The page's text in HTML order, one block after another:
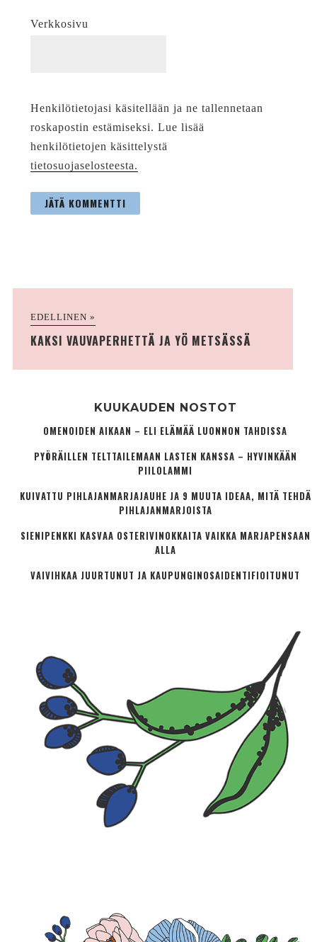
Verkkosivu
Henkilötietojasi käsitellään ja ne tallennetaan
roskapostin estämiseksi. Lue lisää
henkilötietojen käsittelystä
tietosuojaselosteesta.
EDELLINEN »
KAKSI VAUVAPERHETTÄ JA YÖ METSÄSSÄ
KUUKAUDEN NOSTOT
OMENOIDEN AIKAAN – ELI ELÄMÄÄ LUONNON TAHDISSA
PYÖRÄILLEN TELTTAILEMAAN LASTEN KANSSA – HYVINKÄÄN
PIILOLAMMI
KUIVATTU PIHLAJANMARJAJAUHE JA 9 MUUTA IDEAA, MITÄ TEHDÄ
PIHLAJANMARJOISTA
SIENIPENKKI KASVAA OSTERIVINOKKAITA VAIKKA MARJAPENSAAN
ALLA
VAIVIHKAA JUURTUNUT JA KAUPUNGINOSA­IDENTIFIOITUNUT